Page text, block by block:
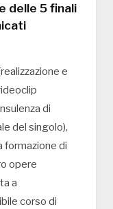
delle 5 finali
e
di
del singolo),
formazione di
opere
a
corso di